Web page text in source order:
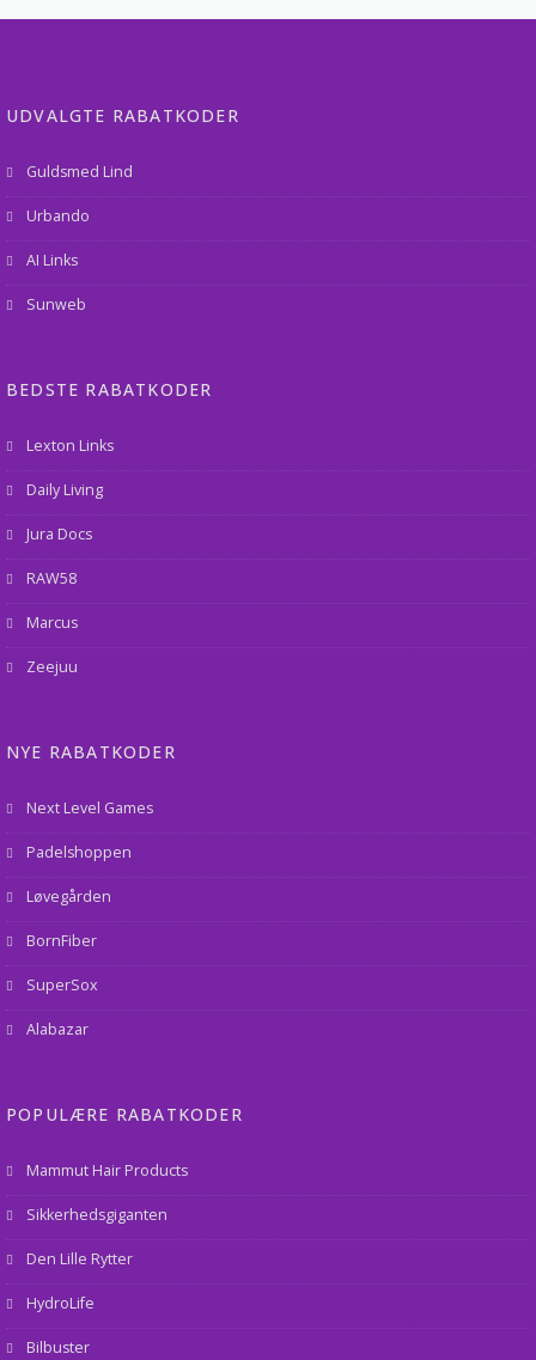
UDVALGTE RABATKODER
Guldsmed Lind
Urbando
AI Links
Sunweb
BEDSTE RABATKODER
Lexton Links
Daily Living
Jura Docs
RAW58
Marcus
Zeejuu
NYE RABATKODER
Next Level Games
Padelshoppen
Løvegården
BornFiber
SuperSox
Alabazar
POPULÆRE RABATKODER
Mammut Hair Products
Sikkerhedsgiganten
Den Lille Rytter
HydroLife
Bilbuster